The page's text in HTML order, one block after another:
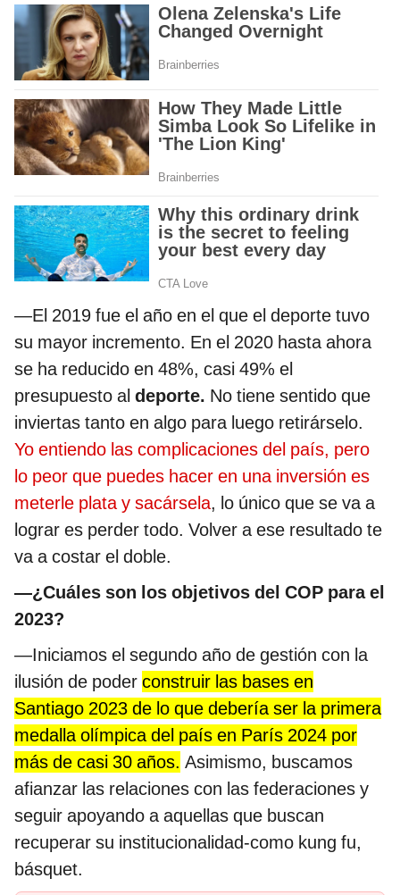
—El 2019 fue el año en el que el deporte tuvo
su mayor incremento. En el 2020 hasta ahora
se ha reducido en 48%, casi 49% el
presupuesto al deporte. No tiene sentido que
inviertas tanto en algo para luego retirárselo.
Yo entiendo las complicaciones del país, pero
lo peor que puedes hacer en una inversión es
meterle plata y sacársela, lo único que se va a
lograr es perder todo. Volver a ese resultado te
va a costar el doble.
—¿Cuáles son los objetivos del COP para el
2023?
—Iniciamos el segundo año de gestión con la
ilusión de poder construir las bases en
Santiago 2023 de lo que debería ser la primera
medalla olímpica del país en París 2024 por
más de casi 30 años. Asimismo, buscamos
afianzar las relaciones con las federaciones y
seguir apoyando a aquellas que buscan
recuperar su institucionalidad-como kung fu,
básquet.